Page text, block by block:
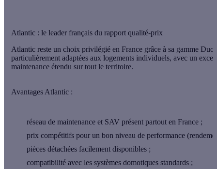
Atlantic : le leader français du rapport qualité-prix
Atlantic reste un choix privilégié en France grâce à sa gamme
particulièrement adaptées aux logements individuels, avec un
maintenance étendu sur tout le territoire.
Avantages Atlantic :
réseau de maintenance et SAV présent partout en France ;
prix compétitifs pour un bon niveau de performance
pièces détachées facilement disponibles ;
compatibilité avec les systèmes domotiques standards ;